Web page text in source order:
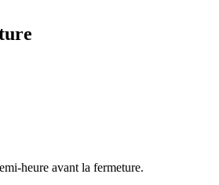
heure avant la fermeture.